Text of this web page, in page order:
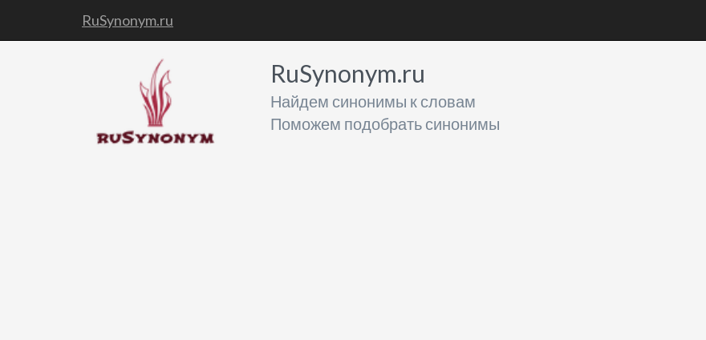
RuSynonym.ru
RuSynonym.ru
Найдем синонимы к словам
Поможем подобрать синонимы